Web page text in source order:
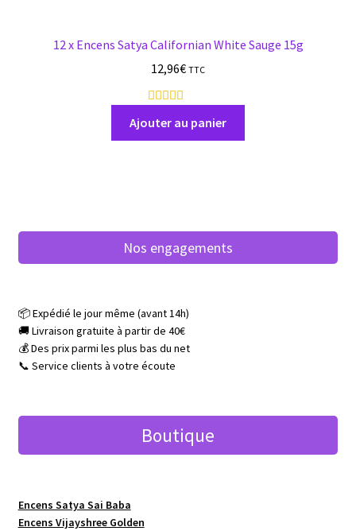
12 x Encens Satya Californian White Sauge 15g
12,96€ TTC
Ajouter au panier
Nos engagements
📦 Expédié le jour même (avant 14h)
🚚 Livraison gratuite à partir de 40€
💰 Des prix parmi les plus bas du net
📞 Service clients à votre écoute
Boutique
Encens Satya Sai Baba
Encens Vijayshree Golden